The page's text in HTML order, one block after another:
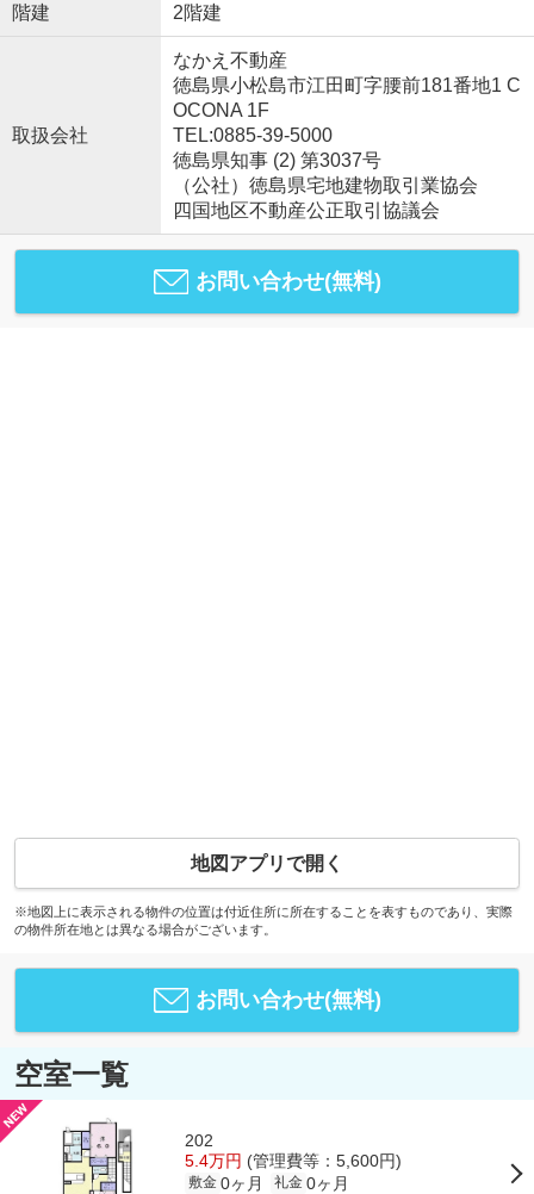
階建 2階建
取扱会社
なかえ不動産
徳島県小松島市江田町字腰前181番地1 C
OCONA 1F
TEL:0885-39-5000
徳島県知事 (2) 第3037号
（公社）徳島県宅地建物取引業協会
四国地区不動産公正取引協議会
お問い合わせ(無料)
地図アプリで開く
※地図上に表示される物件の位置は付近住所に所在することを表すものであり、実際
の物件所在地とは異なる場合がございます。
お問い合わせ(無料)
空室一覧
202
5.4万円 (管理費等：5,600円)
敷金 0ヶ月 礼金 0ヶ月